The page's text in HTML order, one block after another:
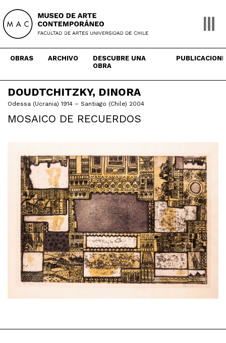
content
OBRAS ARCHIVO
DESCUBRE UNA
OBRA
DOUDTCHITZKY, DINORA
Odessa (Ucrania) 1914 – Santiago (Chile) 2004
MOSAICO DE RECUERDOS